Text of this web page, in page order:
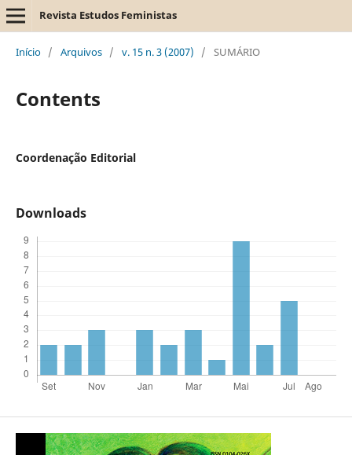
Revista Estudos Feministas
Início / Arquivos / v. 15 n. 3 (2007) / SUMÁRIO
Contents
Coordenação Editorial
Downloads